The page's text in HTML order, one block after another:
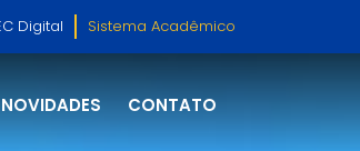
Digital Sistema Acadêmico
NOVIDADES CONTATO